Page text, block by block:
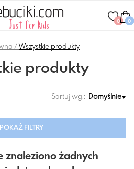
0 0
Wszystkie produkty
produkty
Sortuj wg.: Domyślnie
POKAŻ FILTRY
znaleziono żadnych